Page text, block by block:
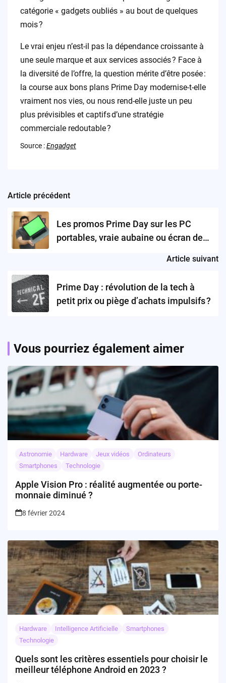
catégorie « gadgets oubliés » au bout de quelques
mois ?
Le vrai enjeu n’est-il pas la dépendance croissante à
une seule marque et aux services associés ? Face à
la diversité de l’offre, la question mérite d’être posée :
la course aux bons plans Prime Day modernise-t-elle
vraiment nos vies, ou nous rend-elle juste un peu
plus prévisibles et captifs d’une stratégie
commerciale redoutable ?
Source :Engadget
Post
navigation
Article précédent
Les promos Prime Day sur les PC
portables, vraie aubaine ou écran de
Article suivant
Prime Day : révolution de la tech à
petit prix ou piège d’achats impulsifs ?
Vous pourriez également aimer
Astronomie Hardware Jeux vidéos
Ordinateurs
Smartphones
Technologie
Apple Vision Pro : réalité augmentée ou porte-
monnaie diminué ?
8 février 2024
Hardware Intelligence Artificielle
Smartphones
Technologie
Quels sont les critères essentiels pour choisir le
meilleur téléphone Android en 2023 ?